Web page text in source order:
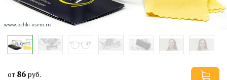
от 86 руб.